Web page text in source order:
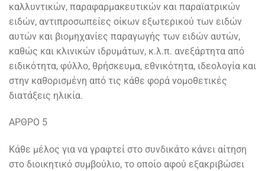
καλλυντικών, παραφαρμακευτικών και παραϊατρικών
ειδών, αντιπροσωπείες οίκων εξωτερικού των ειδών
αυτών και βιομηχανίες παραγωγής των ειδών αυτών,
καθώς και κλινικών ιδρυμάτων, κ.λ.π. ανεξάρτητα από
ειδικότητα, φύλλο, θρήσκευμα, εθνικότητα, ιδεολογία και
στην καθορισμένη από τις κάθε φορά νομοθετικές
διατάξεις ηλικία.
ΑΡΘΡΟ 5
Κάθε μέλος για να γραφτεί στο συνδικάτο κάνει αίτηση
στο διοικητικό συμβούλιο, το οποίο αφού εξακριβώσει